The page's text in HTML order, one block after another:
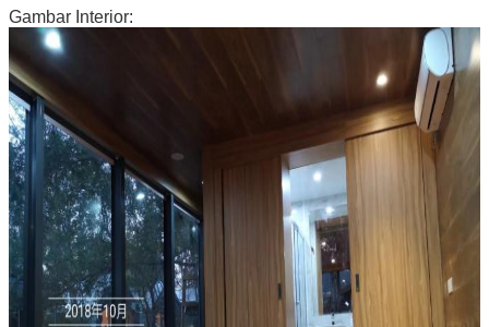
Gambar Interior: